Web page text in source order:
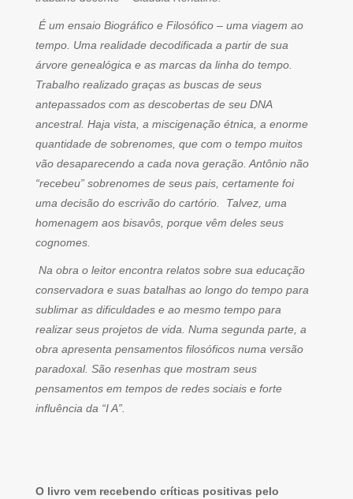
É um ensaio Biográfico e Filosófico – uma viagem ao
tempo. Uma realidade decodificada a partir de sua
árvore genealógica e as marcas da linha do tempo.
Trabalho realizado graças as buscas de seus
antepassados com as descobertas de seu DNA
ancestral. Haja vista, a miscigenação étnica, a enorme
quantidade de sobrenomes, que com o tempo muitos
vão desaparecendo a cada nova geração. Antônio não
“recebeu” sobrenomes de seus pais, certamente foi
uma decisão do escrivão do cartório. Talvez, uma
homenagem aos bisavôs, porque vêm deles seus
cognomes.
Na obra o leitor encontra relatos sobre sua educação
conservadora e suas batalhas ao longo do tempo para
sublimar as dificuldades e ao mesmo tempo para
realizar seus projetos de vida. Numa segunda parte, a
obra apresenta pensamentos filosóficos numa versão
paradoxal. São resenhas que mostram seus
pensamentos em tempos de redes sociais e forte
influência da “I A”.
O livro vem recebendo críticas positivas pelo